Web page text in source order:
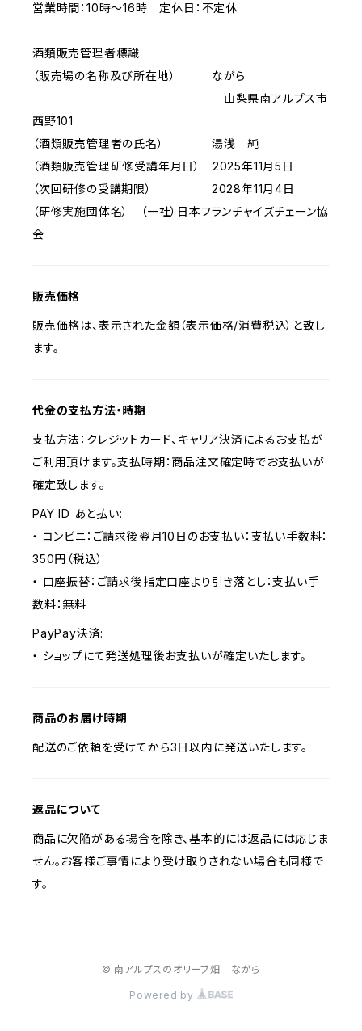
営業時間：10時～16時 定休日：不定休
酒類販売管理者標識
（販売場の名称及び所在地） ながら
山梨県南アルプス市
西野101
（酒類販売管理者の氏名） 湯浅 純
（酒類販売管理研修受講年月日） 2025年11月5日
（次回研修の受講期限） 2028年11月4日
（研修実施団体名） （一社）日本フランチャイズチェーン協
会
販売価格
販売価格は、表示された金額（表示価格/消費税込）と致し
ます。
代金の支払方法・時期
支払方法：クレジットカード、キャリア決済によるお支払が
ご利用頂けます。支払時期：商品注文確定時でお支払いが
確定致します。
PAY ID あと払い:
・ コンビニ：ご請求後翌月10日のお支払い：支払い手数料：
350円（税込）
・ 口座振替：ご請求後指定口座より引き落とし：支払い手
数料：無料
PayPay決済:
・ ショップにて発送処理後お支払いが確定いたします。
商品のお届け時期
配送のご依頼を受けてから3日以内に発送いたします。
返品について
商品に欠陥がある場合を除き、基本的には返品には応じま
せん。お客様ご事情により受け取りされない場合も同様で
す。
© 南アルプスのオリーブ畑 ながら
Powered by